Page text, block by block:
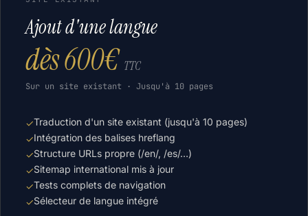
Ajout d'une langue
dès 600€ TTC
Sur un site existant · Jusqu'à 10 pages
✓Traduction d'un site existant (jusqu'à 10 pages)
✓Intégration des balises hreflang
✓Structure URLs propre (/en/, /es/…)
✓Sitemap international mis à jour
✓Tests complets de navigation
✓Sélecteur de langue intégré